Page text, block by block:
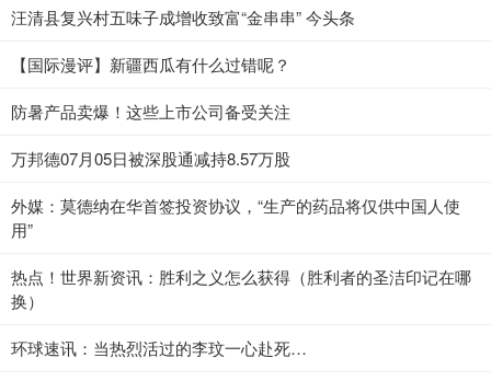
汪清县复兴村五味子成增收致富“金串串” 今头条
【国际漫评】新疆西瓜有什么过错呢？
防暑产品卖爆！这些上市公司备受关注
万邦德07月05日被深股通减持8.57万股
外媒：莫德纳在华首签投资协议，“生产的药品将仅供中国人使
用”
热点！世界新资讯：胜利之义怎么获得（胜利者的圣洁印记在哪
换）
环球速讯：当热烈活过的李玟一心赴死…